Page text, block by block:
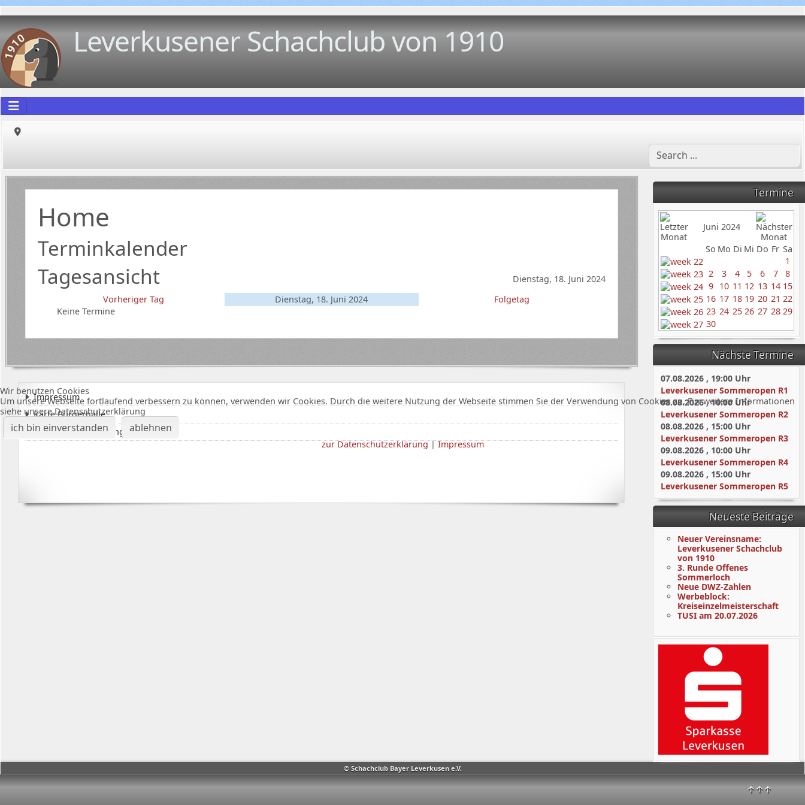
Leverkusener Schachclub von 1910
© Schachclub Bayer Leverkusen e.V.
↑↑↑
Termine
Juni 2024
So Mo Di Mi Do Fr Sa
1
2
3 4 5 6 7
8
9 10 11 12 13 14 15
16 17 18 19 20 21 22
23 24 25 26 27 28 29
30
Nächste Termine
07.08.2026, 19:00Uhr
Leverkusener Sommeropen R1
08.08.2026,10:00Uhr
Leverkusener Sommeropen R2
08.08.2026, 15:00Uhr
Leverkusener Sommeropen R3
09.08.2026, 10:00Uhr
Leverkusener Sommeropen R4
09.08.2026, 15:00Uhr
Leverkusener Sommeropen R5
Neueste Beiträge
Neuer Vereinsname:
Leverkusener Schachclub
von 1910
3. Runde Offenes
Sommerloch
Neue DWZ-Zahlen
Werbeblock:
Kreiseinzelmeisterschaft
TUSI am 20.07.2026
Home
Terminkalender
Tagesansicht
Dienstag, 18. Juni 2024
Vorheriger Tag
Dienstag, 18. Juni 2024
Folgetag
Keine Termine
Impressum
Karte Bürgerhalle
Datenschutzerklärung
Wir benutzen Cookies
Um unsere Webseite fortlaufend verbessern zu können, verwenden wir Cookies. Durch die weitere Nutzung der Webseite stimmen Sie der Verwendung von Cookies zu. Für weitere Informationen
siehe unsere Datenschutzerklärung
ich bin einverstanden ablehnen
zur Datenschutzerklärung|Impressum